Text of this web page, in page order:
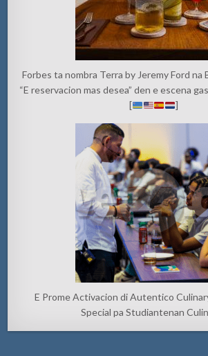
Forbes ta nombra Terra by Jeremy Ford na
“E reservacion mas desea” den e escena
[
]
E Prome Activacion di Autentico
Special pa Studiantenan